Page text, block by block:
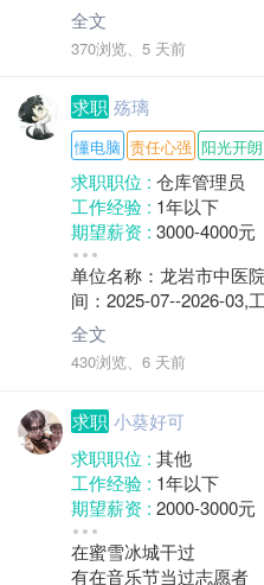
全文
370浏览、 5 天前
求职 殇璃
懂电脑 责任心强 阳光开朗
求职职位 : 仓库管理员
工作经验 : 1年以下
期望薪资 : 3000-4000元
地区 :
单位名称：龙岩市中医
间：2025-07--2026-03,
作,
全文
430浏览、 6 天前
求职 小葵好可
求职职位 : 其他
工作经验 : 1年以下
期望薪资 : 2000-3000元
地区 :
在蜜雪冰城干过
有在音乐节当过志愿者